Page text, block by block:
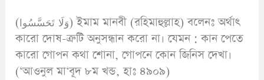
(وَلَا تَحَسَّسُوا) ইমাম মানবী (রহিমাহুল্লাহ) বলেনঃ অর্থাৎ
কারো দোষ-ত্রুটি অনুসন্ধান করো না। যেমন : কান পেতে
কারো গোপন কথা শোনা, গোপনে কোন জিনিস দেখা।
(‘আওনুল মা‘বূদ ৮ম খন্ড, হাঃ ৪৯০৯)